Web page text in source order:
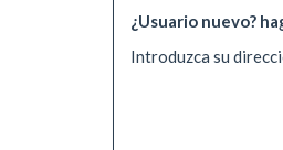
¿Usuario nuevo?
Introduzca su